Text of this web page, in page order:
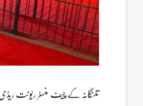
تلنگانہ کے چیف منسٹر ریونت